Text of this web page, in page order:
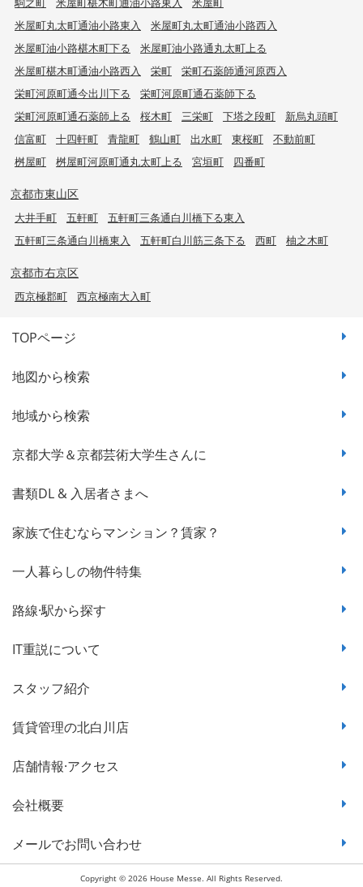
米屋町丸太町通油小路東入
米屋町丸太町通油小路西入
米屋町油小路椹木町下る
米屋町油小路通丸太町上る
米屋町椹木町通油小路西入
栄町
栄町石薬師通河原西入
栄町河原町通今出川下る
栄町河原町通石薬師下る
栄町河原町通石薬師上る
桜木町 三栄町 下塔之段町
新烏丸頭町
信富町
十四軒町 青龍町 鶴山町 出水町 東桜町
不動前町
桝屋町
桝屋町河原町通丸太町上る 宮垣町 四番町
京都市東山区
大井手町 五軒町
五軒町三条通白川橋下る東入
五軒町三条通白川橋東入
五軒町白川筋三条下る 西町 柚之木町
京都市右京区
西京極郡町 西京極南大入町
TOPページ
地図から検索
地域から検索
京都大学＆京都芸術大学生さんに
書類DL & 入居者さまへ
家族で住むならマンション？賃家？
一人暮らしの物件特集
路線·駅から探す
IT重説について
スタッフ紹介
賃貸管理の北白川店
店舗情報·アクセス
会社概要
メールでお問い合わせ
Copyright © 2026 House Messe. All Rights Reserved.